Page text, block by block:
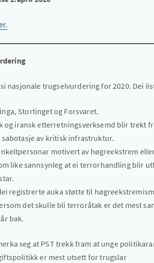
si nasjonale trugselvurdering for 2020. Dei
Stortinget og Forsvaret.
og iransk etterretningsverksemd blir trekt
av kritisk infrastruktur.
motivert av høgreekstrem
like sannsynleg at ei terrorhandling blir
registrerte auka støtte til
det skulle bli terroråtak er det mest
bak.
seg at PST trekk fram at unge
er mest utsett for trugslar